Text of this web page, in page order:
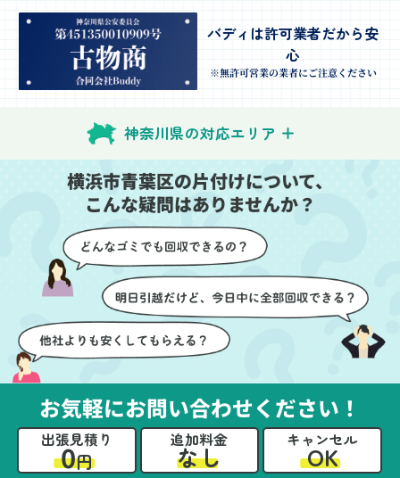
んが手際よく片付けてく
れたので、部屋が驚くほ
どスッキリしました。自
分では手が回らなかった
場所も含め、プロの力を
特に、物が散乱していた
部屋の整理や、細かなア
イテムの仕分けを迅速か
つ丁寧に対応していただ
けたのがありがたかった
です。家族それぞれが必
要なものを確認しながら
進めることができ、安心
感を持って作業をお任せ
できました。さらに、作
業終了後には部屋全体を
清掃していただき、まる
で新しい家のような清潔
感に感動しました。
きました。
当日は2名のスタッフが来
てくださり、作業の流れ
ちらも安心感を持って作
壁や床を傷つけないよう
に細心の注意を払ってい
ただき、家全体がスムー
ズに片付いていくのがと
ても嬉しかったです。作
業が終わった後には、こ
ちらからお願いしなくて
も部屋を簡単に清掃して
いただけたのも好印象で
した。
いても教えていただき、
今後の片付けにも役立つ
知識が増えました。また
何かあれば、ぜひお願い
バディは許可業者だから安
心
※無許可営業の業者にご注意ください
神奈川県の対応エリア
横浜市青葉区の片付けについて、
こんな疑問はありませんか？
お気軽にお問い合わせください！
出張見積り
0円
追加料金
なし
キャンセル
OK